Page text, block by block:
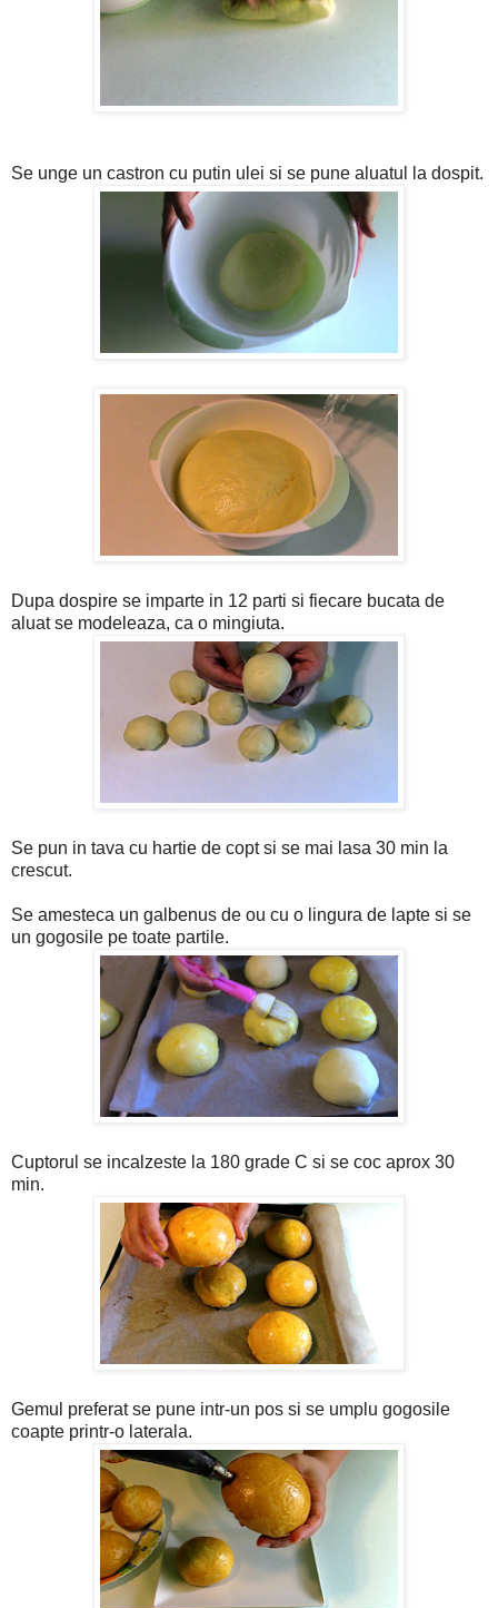
Se unge un castron cu putin ulei si se pune aluatul la dospit.
Dupa dospire se imparte in 12 parti si fiecare bucata de
aluat se modeleaza, ca o mingiuta.
Se pun in tava cu hartie de copt si se mai lasa 30 min la
crescut.
Se amesteca un galbenus de ou cu o lingura de lapte si se
un gogosile pe toate partile.
Cuptorul se incalzeste la 180 grade C si se coc aprox 30
min.
Gemul preferat se pune intr-un pos si se umplu gogosile
coapte printr-o laterala.